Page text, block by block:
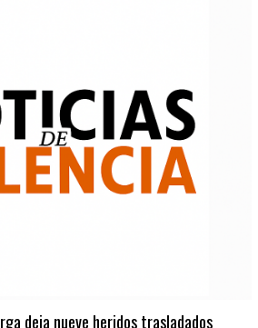
deja nueve heridos trasladados